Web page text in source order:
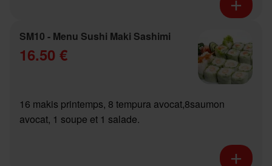
SM10 - Menu Sushi Maki Sashimi
16.50 €
16 makis printemps, 8 tempura avocat,8saumon
avocat, 1 soupe et 1 salade.